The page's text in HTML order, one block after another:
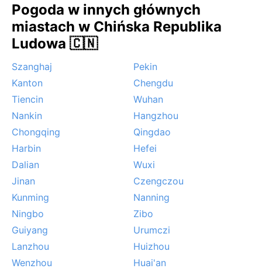
Pogoda w innych głównych
miastach w Chińska Republika
Ludowa 🇨🇳
Szanghaj
Pekin
Kanton
Chengdu
Tiencin
Wuhan
Nankin
Hangzhou
Chongqing
Qingdao
Harbin
Hefei
Dalian
Wuxi
Jinan
Czengczou
Kunming
Nanning
Ningbo
Zibo
Guiyang
Urumczi
Lanzhou
Huizhou
Wenzhou
Huai'an